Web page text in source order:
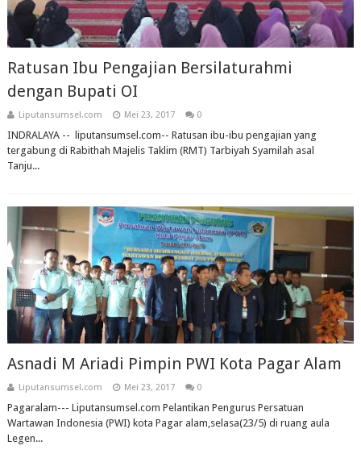
Ratusan Ibu Pengajian Bersilaturahmi
dengan Bupati OI
Liputansumsel.com Mei 23, 2017 0
INDRALAYA -- liputansumsel.com-- Ratusan ibu-ibu pengajian yang
tergabung di Rabithah Majelis Taklim (RMT) Tarbiyah Syamilah asal
Tanju...
Asnadi M Ariadi Pimpin PWI Kota Pagar Alam
Liputansumsel.com Mei 23, 2017 0
Pagaralam--- Liputansumsel.com Pelantikan Pengurus Persatuan
Wartawan Indonesia (PWI) kota Pagar alam,selasa(23/5) di ruang aula
Legen...